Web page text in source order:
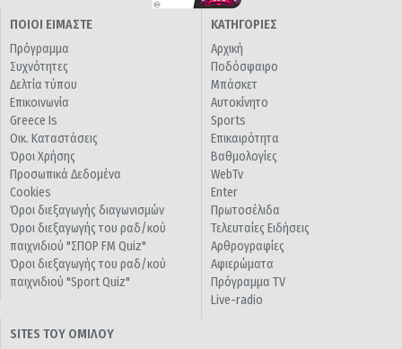
ΠΟΙΟΙ ΕΙΜΑΣΤΕ
Πρόγραμμα
Συχνότητες
Δελτία τύπου
Επικοινωνία
Greece Is
Οικ. Καταστάσεις
Όροι Χρήσης
Προσωπικά Δεδομένα
Cookies
Όροι διεξαγωγής διαγωνισμών
Όροι διεξαγωγής του ραδ/κού
παιχνιδιού "ΣΠΟΡ FM Quiz"
Όροι διεξαγωγής του ραδ/κού
παιχνιδιού "Sport Quiz"
ΚΑΤΗΓΟΡΙΕΣ
Αρχική
Ποδόσφαιρο
Μπάσκετ
Αυτοκίνητο
Sports
Επικαιρότητα
Βαθμολογίες
WebTv
Enter
Πρωτοσέλιδα
Τελευταίες Ειδήσεις
Αρθρογραφίες
Αφιερώματα
Πρόγραμμα TV
Live-radio
SITES ΤΟΥ ΟΜΙΛΟΥ